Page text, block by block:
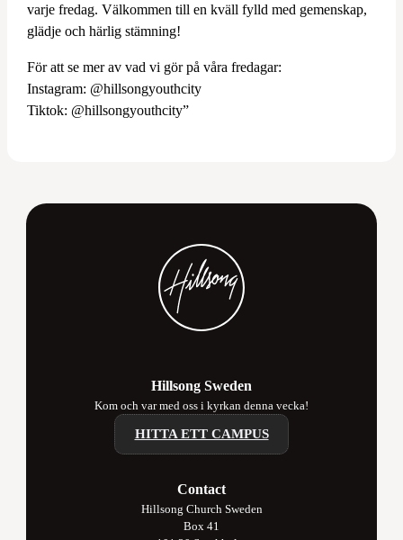
varje fredag. Välkommen till en kväll fylld med gemenskap,
glädje och härlig stämning!
För att se mer av vad vi gör på våra fredagar:
Instagram: @hillsongyouthcity
Tiktok: @hillsongyouthcity”
Hillsong Sweden
Kom och var med oss i kyrkan denna vecka!
HITTA ETT CAMPUS
Contact
Hillsong Church Sweden
Box 41